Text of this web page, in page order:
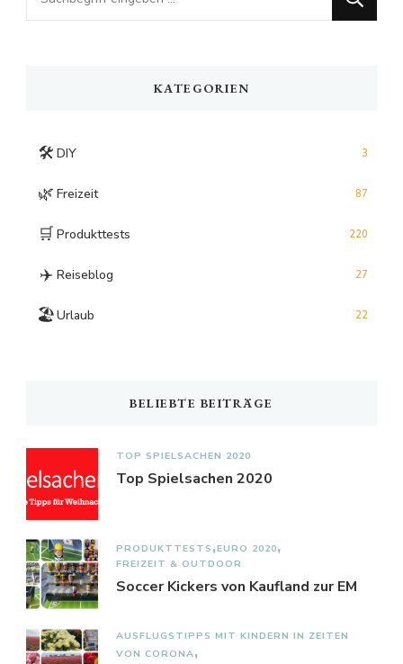
for
KATEGORIEN
🛠️ DIY 3
🌿 Freizeit 87
🛒 Produkttests 220
✈️ Reiseblog 27
🏖️Urlaub 22
BELIEBTE BEITRÄGE
TOP SPIELSACHEN 2020
Top Spielsachen 2020
PRODUKTTESTS EURO 2020
FREIZEIT & OUTDOOR
Soccer Kickers von Kaufland zur EM
AUSFLUGSTIPPS MIT KINDERN IN ZEITEN
VON CORONA